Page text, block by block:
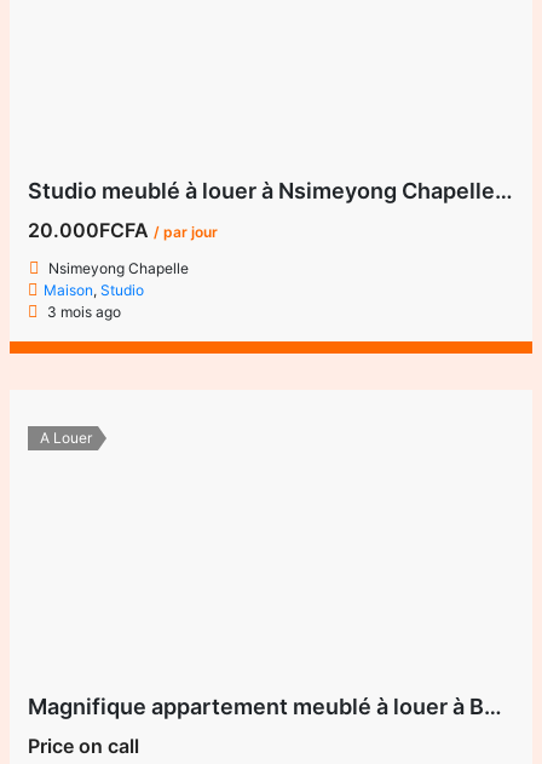
Studio meublé à louer à Nsimeyong Chapelle – Yaoundé
20.000FCFA/ par jour
Nsimeyong Chapelle
Maison,Studio
3 mois ago
A Louer
Magnifique appartement meublé à louer à Bastos – Yaoundé
Price on call